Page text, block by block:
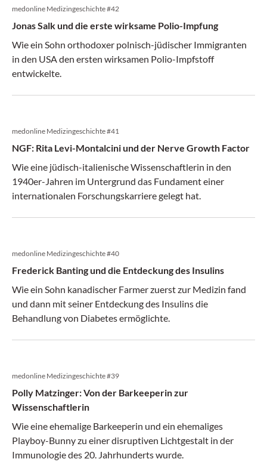
medonline Medizingeschichte #42
Jonas Salk und die erste wirksame Polio-Impfung
Wie ein Sohn orthodoxer polnisch-jüdischer Immigranten
in den USA den ersten wirksamen Polio-Impfstoff
entwickelte.
medonline Medizingeschichte #41
NGF: Rita Levi-Montalcini und der Nerve Growth Factor
Wie eine jüdisch-italienische Wissenschaftlerin in den
1940er-Jahren im Untergrund das Fundament einer
internationalen Forschungskarriere gelegt hat.
medonline Medizingeschichte #40
Frederick Banting und die Entdeckung des Insulins
Wie ein Sohn kanadischer Farmer zuerst zur Medizin fand
und dann mit seiner Entdeckung des Insulins die
Behandlung von Diabetes ermöglichte.
medonline Medizingeschichte #39
Polly Matzinger: Von der Barkeeperin zur
Wissenschaftlerin
Wie eine ehemalige Barkeeperin und ein ehemaliges
Playboy-Bunny zu einer disruptiven Lichtgestalt in der
Immunologie des 20. Jahrhunderts wurde.